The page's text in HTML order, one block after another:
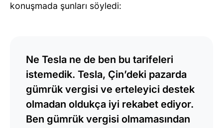
konuşmada şunları söyledi:
Ne Tesla ne de ben bu tarifeleri
istemedik. Tesla, Çin’deki pazarda
gümrük vergisi ve erteleyici destek
olmadan oldukça iyi rekabet ediyor.
Ben gümrük vergisi olmamasından